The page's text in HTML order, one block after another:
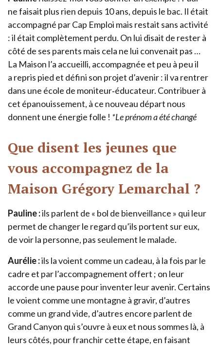
ne faisait plus rien depuis 10ans, depuis le bac. Il était
accompagné par Cap Emploi mais restait sans activité
: il était complètement perdu. On lui disait de rester à
côté de ses parents mais cela ne lui convenait pas …
La Maison l’a accueilli, accompagnée et peu à peu il
a repris pied et défini son projet d’avenir : il va rentrer
dans une école de moniteur‑éducateur. Contribuer à
cet épanouissement, à ce nouveau départ nous
donnent une énergie folle ! *Le prénom a été changé
Que disent les jeunes que
vous accompagnez de la
Maison Grégory Lemarchal ?
Pauline :ils parlent de « bol de bienveillance » qui leur
permet de changer le regard qu’ils portent sur eux,
de voir la personne, pas seulement le malade.
Aurélie :ils la voient comme un cadeau, à la fois par le
cadre et par l’accompagnement offert ; on leur
accorde une pause pour inventer leur avenir. Certains
le voient comme une montagne à gravir, d’autres
comme un grand vide, d’autres encore parlent de
Grand Canyon qui s’ouvre à eux et nous sommes là, à
leurs côtés, pour franchir cette étape, en faisant